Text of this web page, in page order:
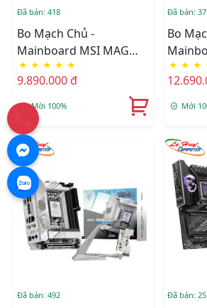
Đã bán: 418
Bo Mạch Chủ -
Mainboard MSI MAG
Z890 TOMAHAWK WIFI
DDR5
★ ★ ★ ★ ★
9.890.000 đ
Mới 100%
Đã bán:
Bo
Z890
★ ★ ★
Mới
Đã bán: 492 Đã bán: 25